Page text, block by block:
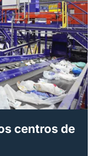
centros de